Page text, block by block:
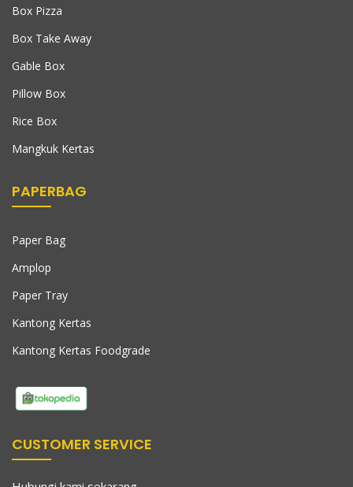
Box Pizza
Box Take Away
Gable Box
Pillow Box
Rice Box
Mangkuk Kertas
PAPERBAG
Paper Bag
Amplop
Paper Tray
Kantong Kertas
Kantong Kertas Foodgrade
CUSTOMER SERVICE